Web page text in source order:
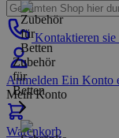
Kontaktieren sie
Anmelden Ein Konto
Mein Konto
Warenkorb
Zubehör
für
Betten